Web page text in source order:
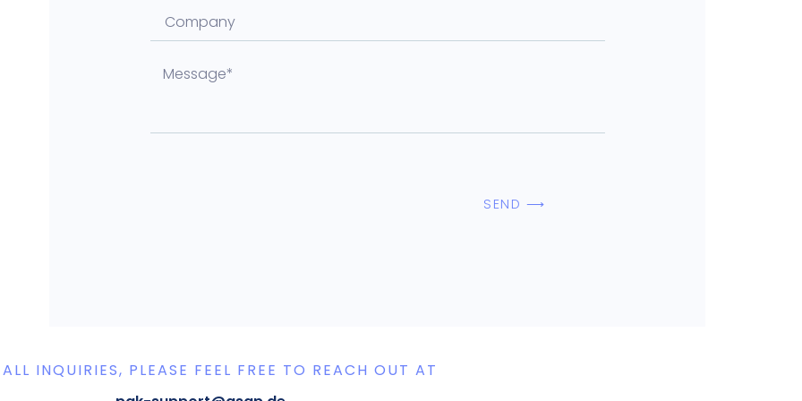
SEND ⟶
INQUIRIES, PLEASE FEEL FREE TO REACH OUT AT